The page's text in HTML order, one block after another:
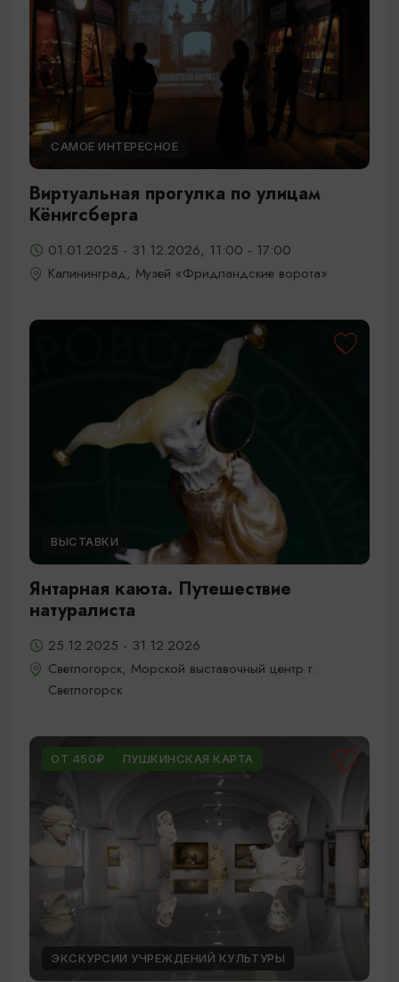
САМОЕ ИНТЕРЕСНОЕ
Виртуальная прогулка по улицам
Кёнигсберга
01.01.2025 - 31.12.2026, 11:00 - 17:00
Калининград, Музей «Фридландские ворота»
ВЫСТАВКИ
Янтарная каюта. Путешествие
натуралиста
25.12.2025 - 31.12.2026
Светлогорск, Морской выставочный центр г.
Светлогорск
ОТ 450₽ ПУШКИНСКАЯ КАРТА
ЭКСКУРСИИ УЧРЕЖДЕНИЙ КУЛЬТУРЫ